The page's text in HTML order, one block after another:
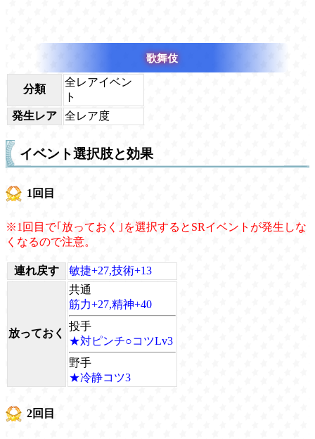
歌舞伎
分類
全レアイベン
ト
発生レア
全レア度
イベント選択肢と効果
1回目
※1回目で｢放っておく｣を選択するとSRイベントが発生しな
くなるので注意。
連れ戻す 敏捷+27,技術+13
放っておく
共通
筋力+27,精神+40
投手
★対ピンチ○コツLv3
野手
★冷静コツ3
2回目